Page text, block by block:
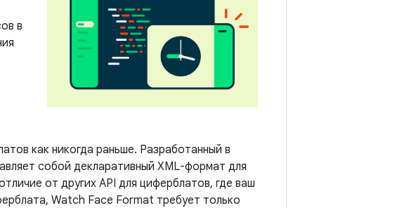
в
как никогда раньше. Разработанный в
собой декларативный XML-формат для
от других API для циферблатов, где ваш
Watch Face Format требует только